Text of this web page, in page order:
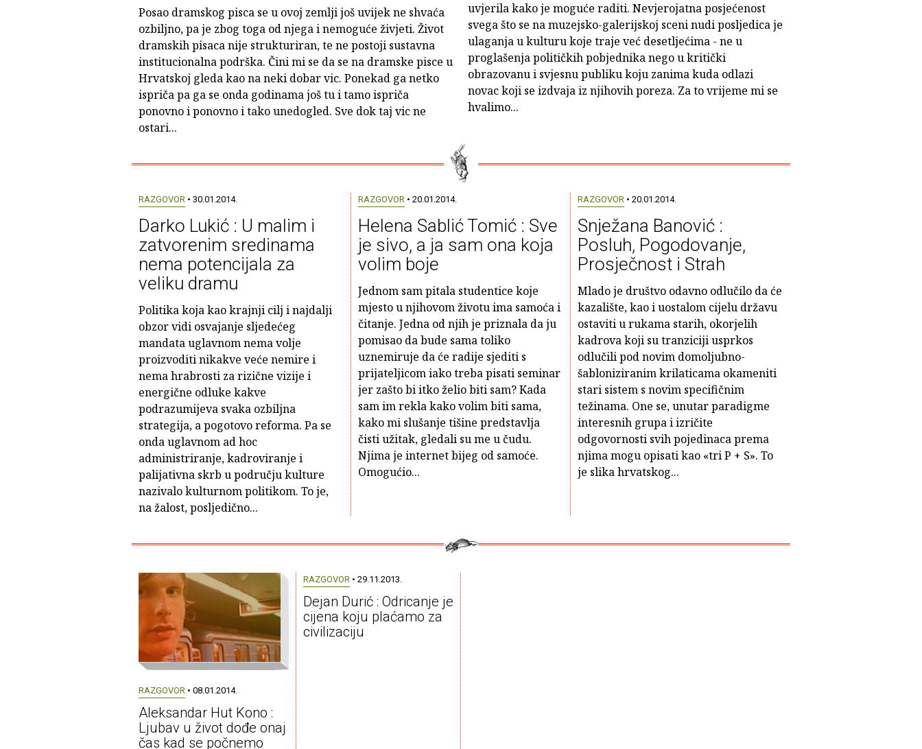
Posao dramskog pisca se u ovoj zemlji još uvijek ne shvaća
ozbiljno, pa je zbog toga od njega i nemoguće živjeti. Život
dramskih pisaca nije strukturiran, te ne postoji sustavna
institucionalna podrška. Čini mi se da se na dramske pisce u
Hrvatskoj gleda kao na neki dobar vic. Ponekad ga netko
ispriča pa ga se onda godinama još tu i tamo ispriča
ponovno i ponovno i tako unedogled. Sve dok taj vic ne
ostari...
uvjerila kako je moguće raditi. Nevjerojatna posjećenost
svega što se na muzejsko-galerijskoj sceni nudi posljedica je
ulaganja u kulturu koje traje već desetljećima - ne u
proglašenja političkih pobjednika nego u kritički
obrazovanu i svjesnu publiku koju zanima kuda odlazi
novac koji se izdvaja iz njihovih poreza. Za to vrijeme mi se
hvalimo...
RAZGOVOR• 30.01.2014.
Darko Lukić : U malim i
zatvorenim sredinama
nema potencijala za
veliku dramu
Politika koja kao krajnji cilj i najdalji
obzor vidi osvajanje sljedećeg
mandata uglavnom nema volje
proizvoditi nikakve veće nemire i
nema hrabrosti za rizične vizije i
energične odluke kakve
podrazumijeva svaka ozbiljna
strategija, a pogotovo reforma. Pa se
onda uglavnom ad hoc
administriranje, kadroviranje i
palijativna skrb u području kulture
nazivalo kulturnom politikom. To je,
na žalost, posljedično...
RAZGOVOR• 20.01.2014.
Helena Sablić Tomić : Sve
je sivo, a ja sam ona koja
volim boje
Jednom sam pitala studentice koje
mjesto u njihovom životu ima samoća i
čitanje. Jedna od njih je priznala da ju
pomisao da bude sama toliko
uznemiruje da će radije sjediti s
prijateljicom iako treba pisati seminar
jer zašto bi itko želio biti sam? Kada
sam im rekla kako volim biti sama,
kako mi slušanje tišine predstavlja
čisti užitak, gledali su me u čudu.
Njima je internet bijeg od samoće.
Omogućio...
RAZGOVOR• 20.01.2014.
Snježana Banović :
Posluh, Pogodovanje,
Prosječnost i Strah
Mlado je društvo odavno odlučilo da će
kazalište, kao i uostalom cijelu državu
ostaviti u rukama starih, okorjelih
kadrova koji su tranziciji usprkos
odlučili pod novim domoljubno-
šabloniziranim krilaticama okameniti
stari sistem s novim specifičnim
težinama. One se, unutar paradigme
interesnih grupa i izričite
odgovornosti svih pojedinaca prema
njima mogu opisati kao «tri P + S». To
je slika hrvatskog...
RAZGOVOR • 08.01.2014.
Aleksandar Hut Kono :
Ljubav u život dođe onaj
čas kad se počnemo
RAZGOVOR• 29.11.2013.
Dejan Durić : Odricanje je
cijena koju plaćamo za
civilizaciju